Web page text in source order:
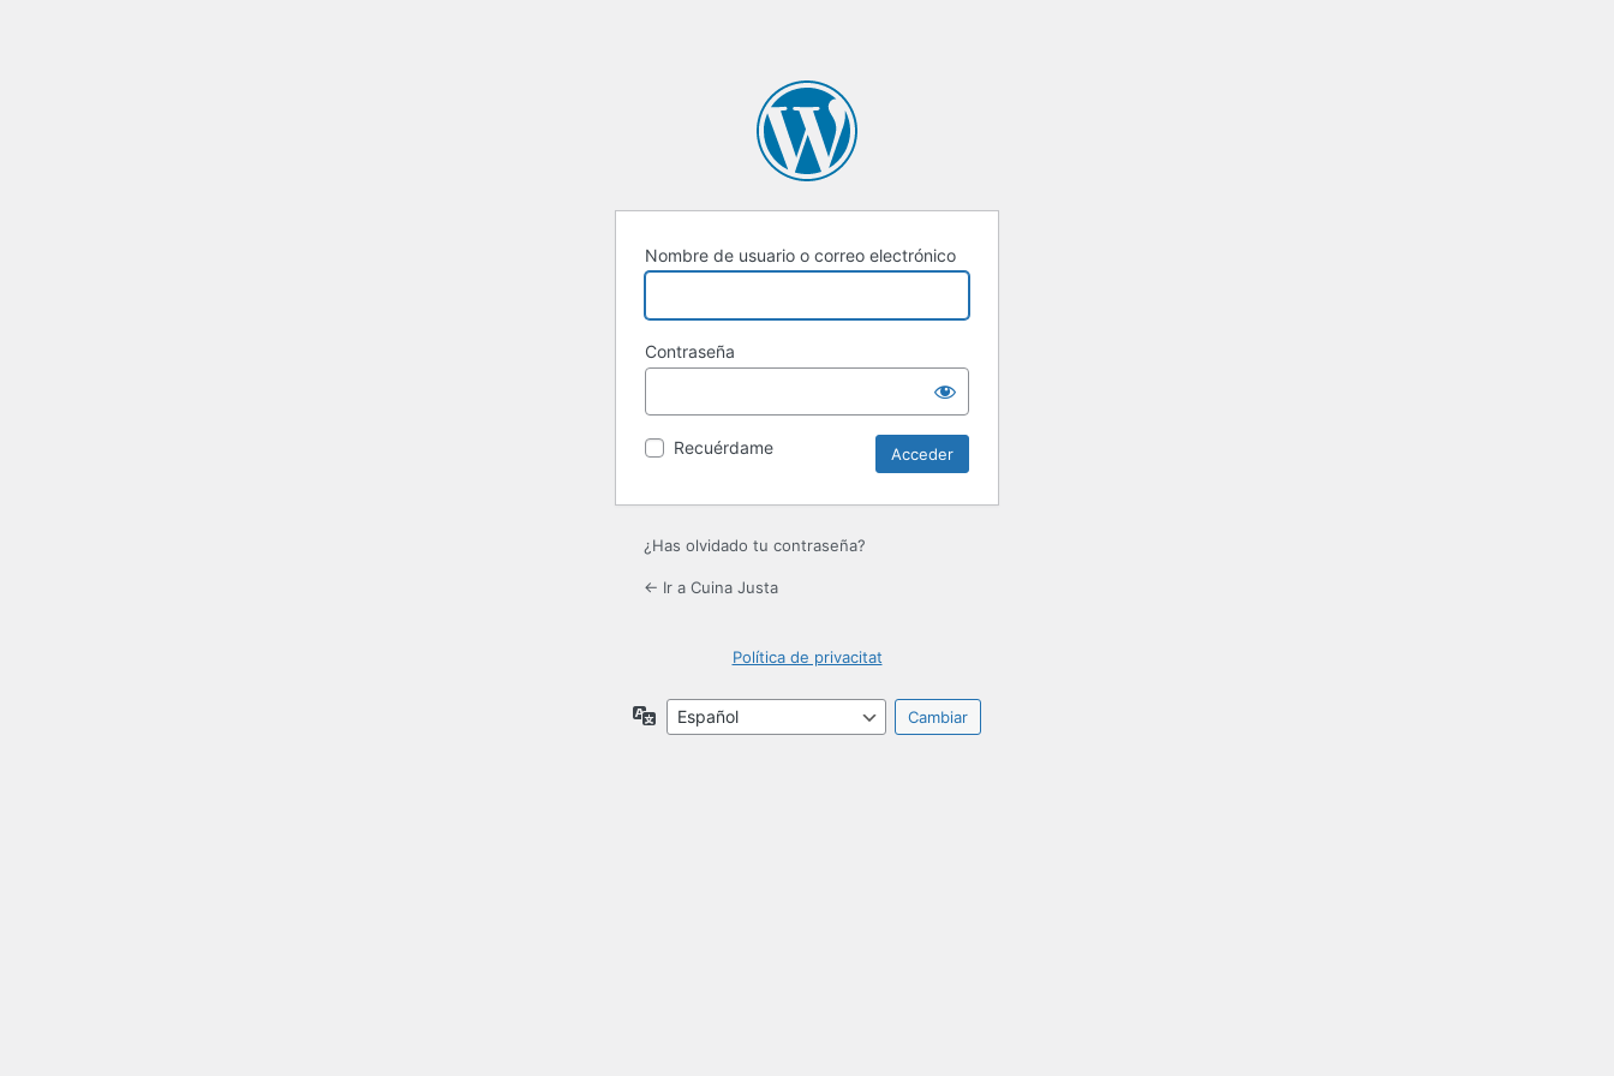
Nombre de usuario o correo electrónico
Contraseña
Recuérdame
¿Has olvidado tu contraseña?
← Ir a Cuina Justa
Política de privacitat
Idioma